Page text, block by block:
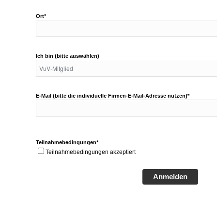
Ort*
Ich bin (bitte auswählen)
E-Mail (bitte die individuelle Firmen-E-Mail-Adresse nutzen)*
Teilnahmebedingungen*
Teilnahmebedingungen akzeptiert
Anmelden